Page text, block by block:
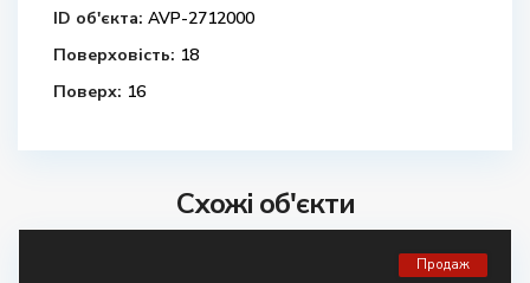
ID об'єкта: AVP-2712000
Поверховість: 18
Поверх: 16
Схожі об'єкти
Продаж